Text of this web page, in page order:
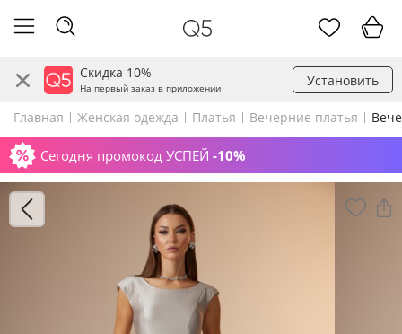
Скидка 10%
На первый заказ в приложении Установить
Главная Женская одежда Платья Вечерние платья
Сегодня промокод УСПЕЙ -10%